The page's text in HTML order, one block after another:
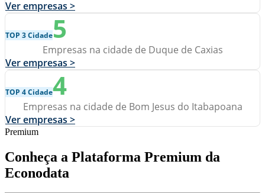
Ver empresas >
TOP 3 Cidade5
Empresas na cidade de Duque de Caxias
Ver empresas >
TOP 4 Cidade4
Empresas na cidade de Bom Jesus do Itabapoana
Ver empresas >
Premium
Conheça a Plataforma Premium da
Econodata